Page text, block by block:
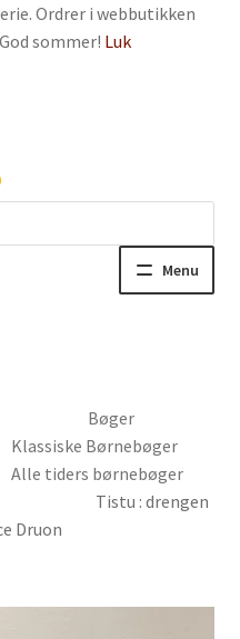
Ordrer i webbutikken
sommer! Luk
Menu
Bøger
Klassiske Børnebøger
Alle tiders børnebøger
Tistu : drengen
Druon